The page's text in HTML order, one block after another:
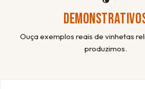
Ouça exemplos reais de vinhetas
produzimos.